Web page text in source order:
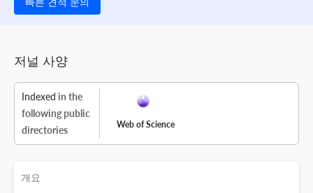
빠른 견적 문의
저널 사양
Indexed in the
following public
directories
Web of Science
개요